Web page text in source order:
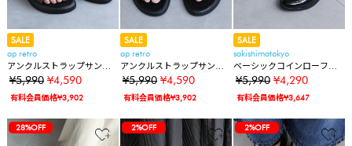
SALE
ap retro
アンクルストラップサンダ
ル
¥5,990 ¥4,590
有料会員価格¥3,902
SALE
ap retro
アンクルストラップサンダ
ル
¥5,990 ¥4,590
有料会員価格¥3,902
SALE
sakishimatokyo
ベーシックコインローファ
ー/軽量/合皮
¥5,990 ¥4,290
有料会員価格¥3,647
28%OFF 2%OFF 2%OFF